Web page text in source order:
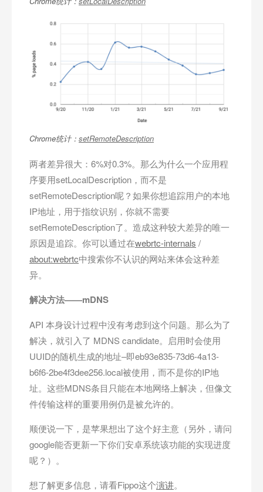
Chrome统计： setRemoteDescription
两者差异很大：6%对0.3%。那么为什么一个应用程
序要用setLocalDescription，而不是
setRemoteDescription呢？如果你想追踪用户的本地
IP地址，用于指纹识别，你就不需要
setRemoteDescription了。造成这种较大差异的唯一
原因是追踪。你可以通过在webrtc-internals /
about:webrtc中搜索你不认识的网站来体会这种差
异。
解决方法——mDNS
API 本身设计过程中没有考虑到这个问题。那么为了
解决，就引入了 MDNS candidate。启用时会使用
UUID的随机生成的地址–即eb93e835-73d6-4a13-
b6f6-2be4f3dee256.local被使用，而不是你的IP地
址。这些MDNS条目只能在本地网络上解决，但像文
件传输这样的重要用例仍是被允许的。
顺便说一下，是苹果想出了这个好主意（另外，请问
google能否更新一下你们安卓系统该功能的实现进度
呢？）。
想了解更多信息，请看Fippo这个演讲。